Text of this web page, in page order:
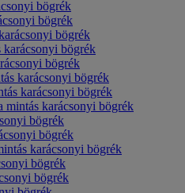
bögrék
bögrék
bögrék
bögrék
bögrék
karácsonyi bögrék
karácsonyi bögrék
mintás karácsonyi bögrék
bögrék
bögrék
karácsonyi bögrék
bögrék
bögrék